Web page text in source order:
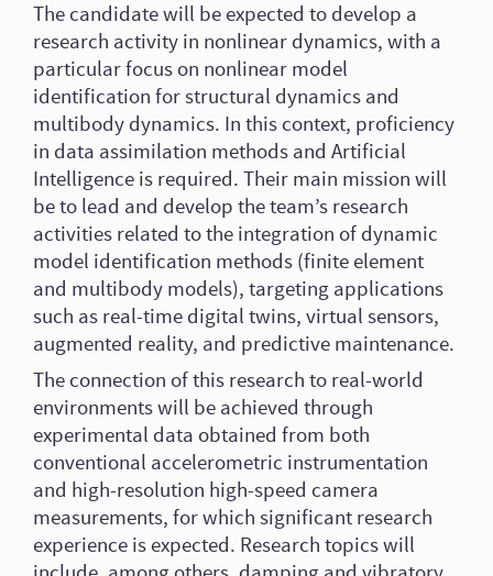
The candidate will be expected to develop a
research activity in nonlinear dynamics, with a
particular focus on nonlinear model
identification for structural dynamics and
multibody dynamics. In this context, proficiency
in data assimilation methods and Artificial
Intelligence is required. Their main mission will
be to lead and develop the team’s research
activities related to the integration of dynamic
model identification methods (finite element
and multibody models), targeting applications
such as real-time digital twins, virtual sensors,
augmented reality, and predictive maintenance.
The connection of this research to real-world
environments will be achieved through
experimental data obtained from both
conventional accelerometric instrumentation
and high-resolution high-speed camera
measurements, for which significant research
experience is expected. Research topics will